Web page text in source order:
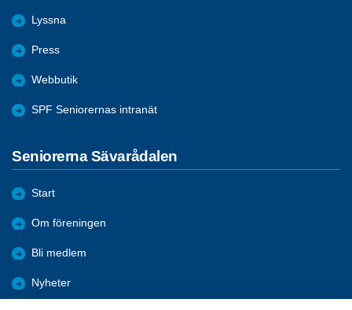
Lyssna
Press
Webbutik
SPF Seniorernas intranät
Seniorerna Sävarådalen
Start
Om föreningen
Bli medlem
Nyheter